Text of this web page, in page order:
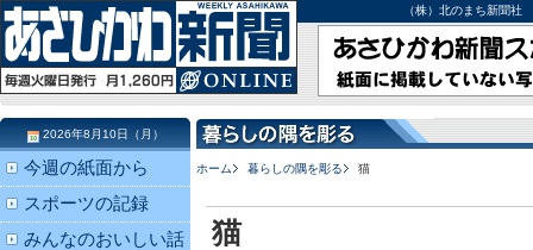
（株）北のまち新聞
ホーム 暮らしの隅を彫る 猫
猫
2026年8月10日（月）
今週の紙面から
スポーツの記録
みんなのおいしい話